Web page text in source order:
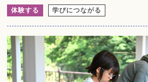
体験する 学びにつながる